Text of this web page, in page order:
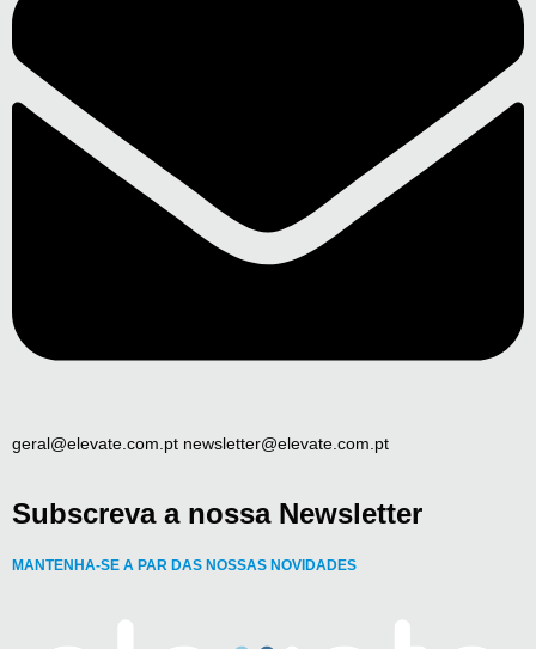
geral@elevate.com.pt newsletter@elevate.com.pt
Subscreva a nossa Newsletter
MANTENHA-SE A PAR DAS NOSSAS NOVIDADES